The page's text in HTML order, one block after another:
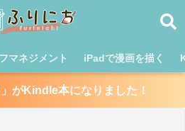
マネジメント iPadで漫画を描く
がKindle本になりました！